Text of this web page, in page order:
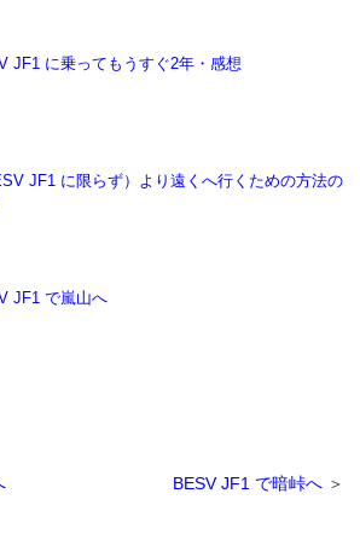
JF1 に乗ってもうすぐ2年・感想
JF1 に限らず）より遠くへ行くための方法の
JF1 で嵐山へ
BESV JF1 で暗峠へ ＞